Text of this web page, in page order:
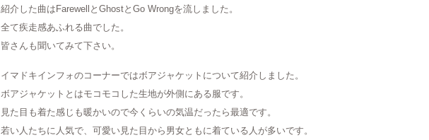
紹介した曲はFarewellとGhostとGo Wrongを流しました。
全て疾走感あふれる曲でした。
皆さんも聞いてみて下さい。
イマドキインフォのコーナーではボアジャケットについて紹介しました。
ボアジャケットとはモコモコした生地が外側にある服です。
見た目も着た感じも暖かいので今くらいの気温だったら最適です。
若い人たちに人気で、可愛い見た目から男女ともに着ている人が多いです。